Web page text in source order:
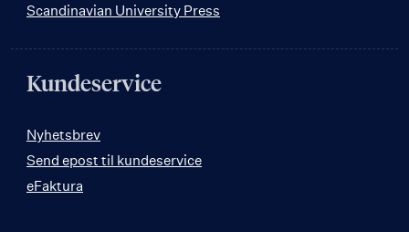
Scandinavian University Press
Kundeservice
Nyhetsbrev
Send epost til kundeservice
eFaktura